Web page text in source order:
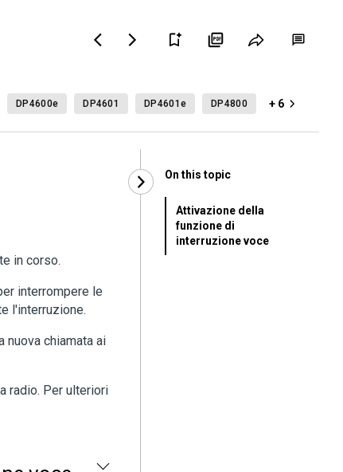
DP4600e DP4601 DP4601e DP4800 + 6
in corso.
interrompere le
l'interruzione.
nuova chiamata ai
radio. Per ulteriori
On this topic
Attivazione della
funzione di
interruzione voce